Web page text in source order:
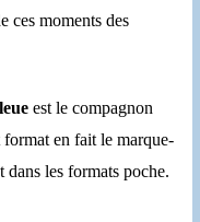
ces moments des
est le compagnon
en fait le marque-
dans les formats poche.